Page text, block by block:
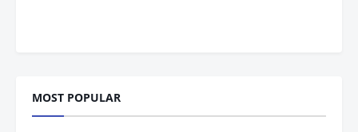
MOST POPULAR